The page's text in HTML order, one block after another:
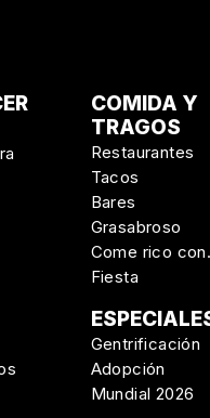
COMIDA Y
TRAGOS
Restaurantes
Tacos
Bares
Grasabroso
Come rico
Fiesta
Gentrificación
Adopción
Mundial 2026